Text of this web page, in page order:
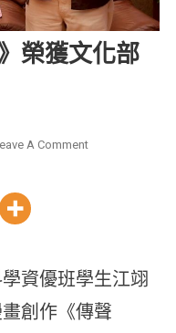
榮獲文化部
A Comment
資優班學生江翊
創作《傳聲